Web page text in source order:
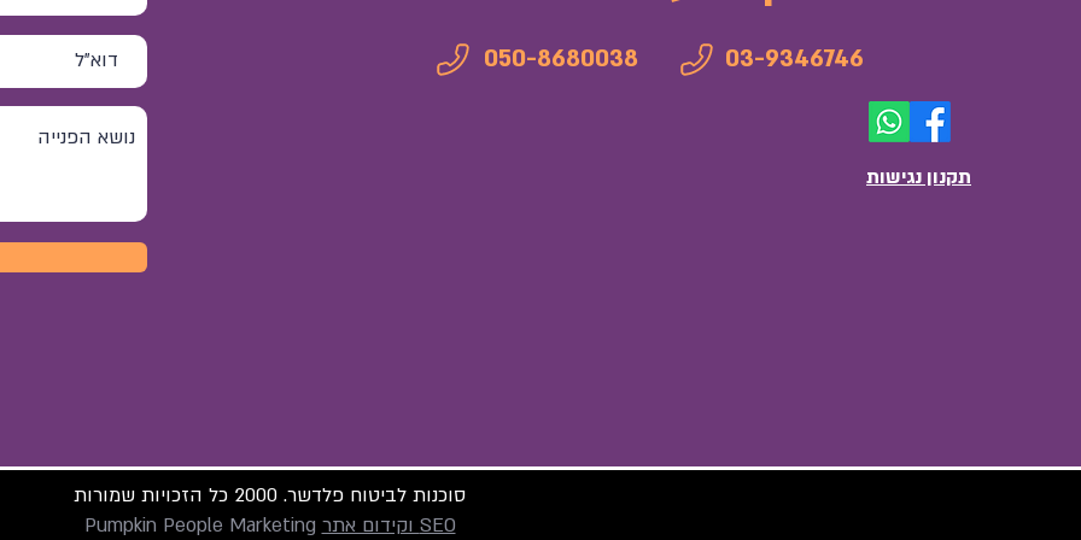
050-8680038 03-9346746
תקנון נגישות
סוכנות לביטוח פלדשר. 2000 כל הזכויות שמורות
SEO וקידום אתר
Pumpkin People Marketing